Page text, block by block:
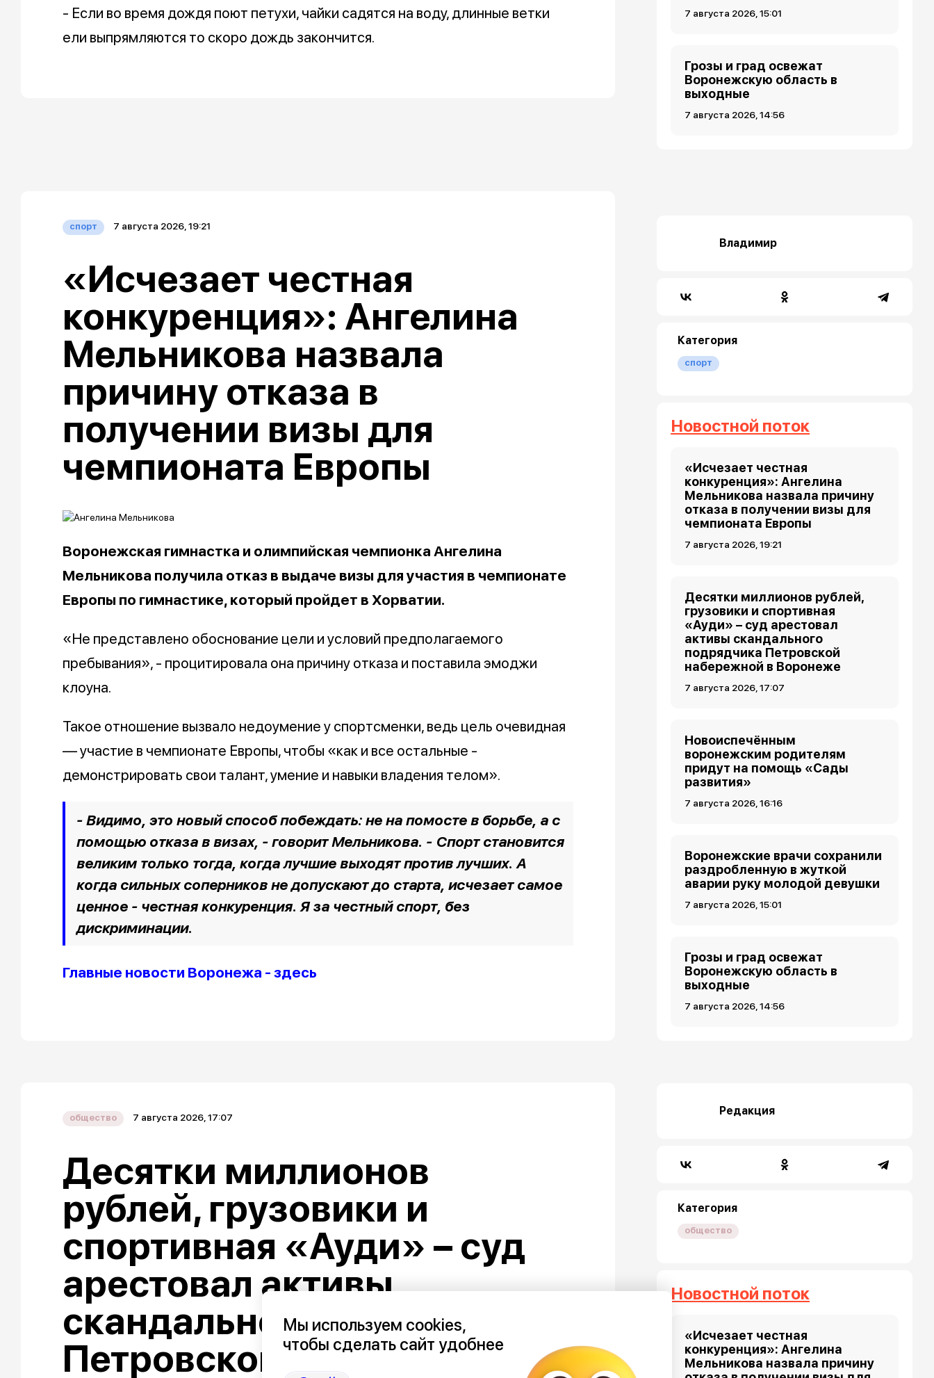
- Если во время дождя поют петухи, чайки садятся на воду, длинные ветки
ели выпрямляются то скоро дождь закончится.
7 августа 2026, 15:01
Грозы и град освежат
Воронежскую область в
выходные
7 августа 2026, 14:56
спорт 7 августа 2026, 19:21
«Исчезает честная
конкуренция»: Ангелина
Мельникова назвала
причину отказа в
получении визы для
чемпионата Европы
Воронежская гимнастка и олимпийская чемпионка Ангелина
Мельникова получила отказ в выдаче визы для участия в чемпионате
Европы по гимнастике, который пройдет в Хорватии.
«Не представлено обоснование цели и условий предполагаемого
пребывания», - процитировала она причину отказа и поставила эмоджи
клоуна.
Такое отношение вызвало недоумение у спортсменки, ведь цель очевидная
— участие в чемпионате Европы, чтобы «как и все остальные -
демонстрировать свои талант, умение и навыки владения телом».
- Видимо, это новый способ побеждать: не на помосте в борьбе, а с
помощью отказа в визах, - говорит Мельникова. - Спорт становится
великим только тогда, когда лучшие выходят против лучших. А
когда сильных соперников не допускают до старта, исчезает самое
ценное - честная конкуренция. Я за честный спорт, без
дискриминации.
Главные новости Воронежа - здесь
Владимир
Категория
спорт
Новостной поток
«Исчезает честная
конкуренция»: Ангелина
Мельникова назвала причину
отказа в получении визы для
чемпионата Европы
7 августа 2026, 19:21
Десятки миллионов рублей,
грузовики и спортивная
«Ауди» – суд арестовал
активы скандального
подрядчика Петровской
набережной в Воронеже
7 августа 2026, 17:07
Новоиспечённым
воронежским родителям
придут на помощь «Сады
развития»
7 августа 2026, 16:16
Воронежские врачи сохранили
раздробленную в жуткой
аварии руку молодой девушки
7 августа 2026, 15:01
Грозы и град освежат
Воронежскую область в
выходные
7 августа 2026, 14:56
общество 7 августа 2026, 17:07
Десятки миллионов
рублей, грузовики и
спортивная «Ауди» – суд
арестовал активы
скандального подрядчика
Петровской набережной в
Редакция
Категория
общество
Новостной поток
«Исчезает честная
конкуренция»: Ангелина
Мельникова назвала причину
Мы используем cookies,
чтобы сделать сайт удобнее